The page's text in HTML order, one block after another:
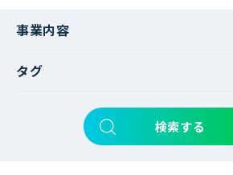
事業内容
タグ
検索する